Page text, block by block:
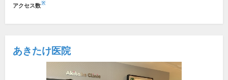
アクセス数※
あきたけ医院